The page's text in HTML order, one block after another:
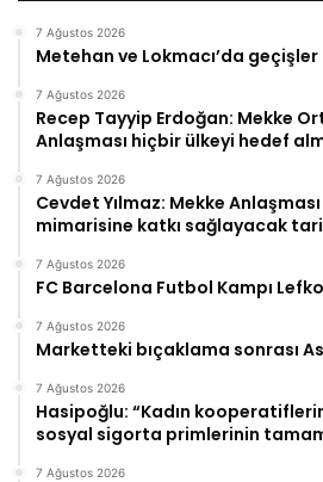
7 Ağustos 2026
Metehan ve Lokmacı’da
7 Ağustos 2026
Recep Tayyip Erdoğan: Mekke
Anlaşması hiçbir ülkeyi hedef
7 Ağustos 2026
Cevdet Yılmaz: Mekke
mimarisine katkı sağlayacak
7 Ağustos 2026
FC Barcelona Futbol Kampı
7 Ağustos 2026
Marketteki bıçaklama sonrası
7 Ağustos 2026
Hasipoğlu: “Kadın
sosyal sigorta primlerinin
7 Ağustos 2026